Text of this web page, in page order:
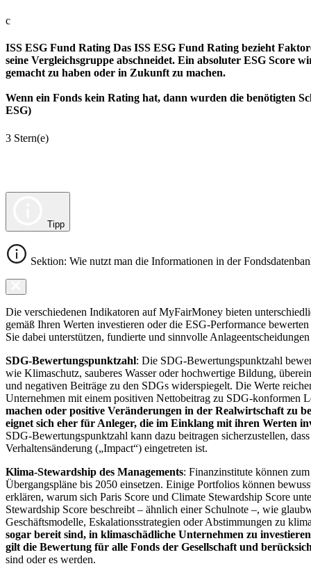
c
ISS ESG Fund Rating Das ISS ESG Fund Rating bezieht
seine Vergleichsgruppe abschneidet. Ein absoluter ESG Score
gemacht zu haben oder in Zukunft zu machen.
Wenn ein Fonds kein Rating hat, dann wurden die benötigten
ESG)
3 Stern(e)
Tipp
Sektion: Wie nutzt man die Informationen in der
Die verschiedenen Indikatoren auf MyFairMoney bieten
gemäß Ihren Werten investieren oder die ESG-Performance
Sie dabei unterstützen, fundierte und sinnvolle
SDG-Bewertungspunktzahl: Die SDG-Bewertungspunktzahl
wie Klimaschutz, sauberes Wasser oder hochwertige Bildung,
und negativen Beiträge zu den SDGs widerspiegelt. Die Werte
Unternehmen mit einem positiven Nettobeitrag zu SDG-konformen
machen oder positive Veränderungen in der Realwirtschaft zu
eignet sich eher für Anleger, die im Einklang mit ihren Werten
SDG-Bewertungspunktzahl kann dazu beitragen sicherzustellen,
Verhaltensänderung („Impact“) eingetreten ist.
Klima-Stewardship des Managements: Finanzinstitute können
Übergangspläne bis 2050 einsetzen. Einige Portfolios können
erklären, warum sich Paris Score und Climate Stewardship Score
Stewardship Score beschreibt – ähnlich einer Schulnote –, wie
Geschäftsmodelle, Eskalationsstrategien oder Abstimmungen zu
sogar bereit sind, in klimaschädliche Unternehmen zu
gilt die Bewertung für alle Fonds der Gesellschaft und
sind oder es werden.